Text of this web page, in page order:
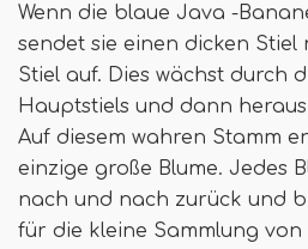
Wenn die blaue Java -
sendet sie einen dicken Stiel
Stiel auf. Dies wächst durch
Hauptstiels und dann
Auf diesem wahren Stamm
einzige große Blume. Jedes
nach und nach zurück und
für die kleine Sammlung